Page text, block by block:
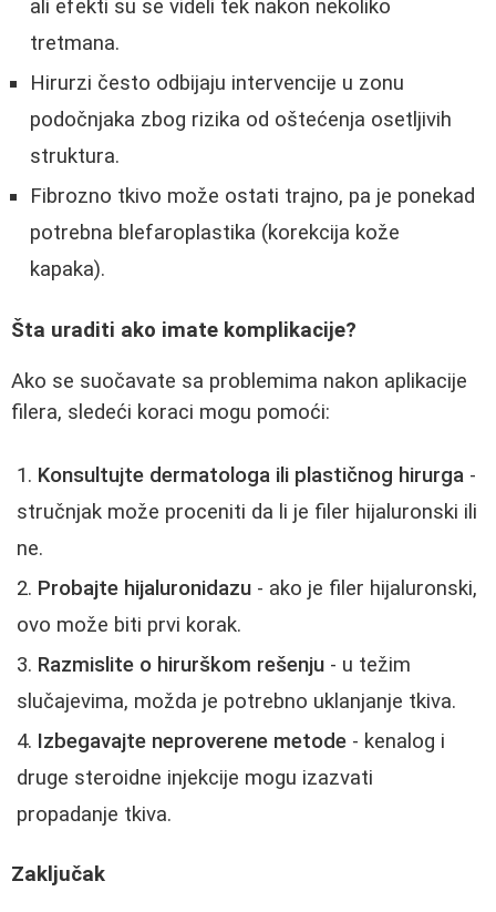
ali efekti su se videli tek nakon nekoliko
tretmana.
Hirurzi često odbijaju intervencije u zonu
podočnjaka zbog rizika od oštećenja osetljivih
struktura.
Fibrozno tkivo može ostati trajno, pa je ponekad
potrebna blefaroplastika (korekcija kože
kapaka).
Šta uraditi ako imate komplikacije?
Ako se suočavate sa problemima nakon aplikacije
filera, sledeći koraci mogu pomoći:
Konsultujte dermatologa ili plastičnog hirurga -
stručnjak može proceniti da li je filer hijaluronski ili
ne.
Probajte hijaluronidazu - ako je filer hijaluronski,
ovo može biti prvi korak.
Razmislite o hirurškom rešenju - u težim
slučajevima, možda je potrebno uklanjanje tkiva.
Izbegavajte neproverene metode - kenalog i
druge steroidne injekcije mogu izazvati
propadanje tkiva.
Zaključak